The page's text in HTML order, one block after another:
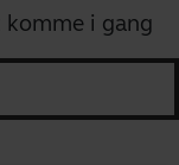
i gang